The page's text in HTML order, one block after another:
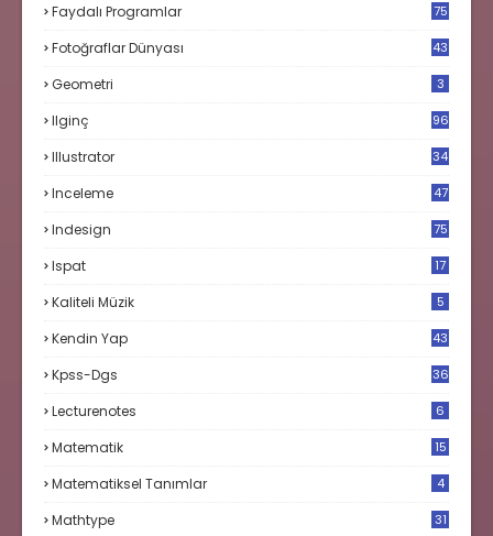
Faydalı Programlar 75
Fotoğraflar Dünyası 43
Geometri 3
Ilginç 96
Illustrator 34
Inceleme 47
Indesign 75
Ispat
17
Kaliteli Müzik 5
Kendin Yap 43
Kpss-Dgs 36
Lecturenotes 6
Matematik
15
Matematiksel Tanımlar 4
Mathtype 31